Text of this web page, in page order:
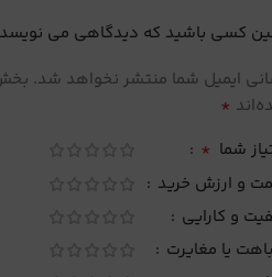
کسی باشید که دیدگاهی می نویسد
ایمیل شما منتشر نخواهد شد.
*
شما *
و ارزش خرید
و کارایی
یا مغایرت